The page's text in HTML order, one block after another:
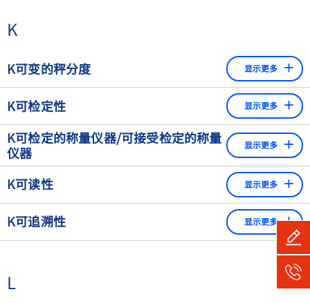
值的低重复性。
能够在非常大的空载下运行，这往往大大高于衡器的实际
载荷范围。
K
K可变的秤分度 显示更多
具有部分称重范围读数的衡器；例如，60 g可读0.1mg；60 g
至120 g之间，可读0.2 mg；120 g至200 g之间，可读0.5
mg。可变的秤分度取决于显示的净重。去皮后，显示将从最
小的秤分度开始。也称为 "多分度"秤。
K可检定性 显示更多
像衡器这样的测量设备，如果其类型被批准用于检定，则被
认为是可检定的。见"检定"
K可检定的称量仪器/可接受检定的称量
仪器
显示更多
其型式已经过测试符合要求并被批准机构（欧盟的 "公告机
构"）接受检定的称重仪器。
K可读性 显示更多
在天平/秤上可读出的最小的重量差。对于带有天平指示装置
（模拟）的天平，可读性等于仍可合理可靠地估计出的天平
间隔的最小部分，或可由辅助装置确定的最小部分。对于带
有数字指示器（数字显示）的天平和天平，可读性等于一个
分度值。
K可追溯性 显示更多
测量结果的属性.该结果通过一个不间断的文件比较链,必须与
L